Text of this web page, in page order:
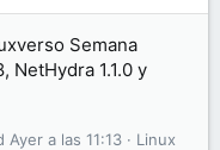
Semana
NetHydra 1.1.0 y
Linux
Ayer a las 11:13